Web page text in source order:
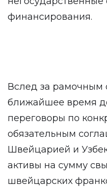
финансирования.
Вслед за рамочным
ближайшее время
переговоры по
обязательным
Швейцарией и
активы на сумму
швейцарских